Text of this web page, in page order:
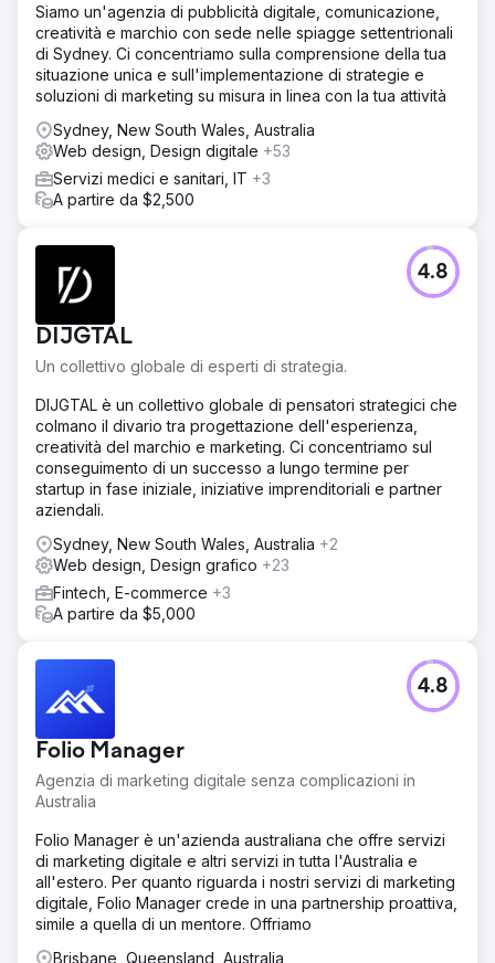
Siamo un'agenzia di pubblicità digitale, comunicazione,
creatività e marchio con sede nelle spiagge settentrionali
di Sydney. Ci concentriamo sulla comprensione della tua
situazione unica e sull'implementazione di strategie e
soluzioni di marketing su misura in linea con la tua attività
Sydney, New South Wales, Australia
Web design, Design digitale +53
Servizi medici e sanitari, IT +3
A partire da $2,500
DIJGTAL
Un collettivo globale di esperti di strategia.
4.8
DIJGTAL è un collettivo globale di pensatori strategici che
colmano il divario tra progettazione dell'esperienza,
creatività del marchio e marketing. Ci concentriamo sul
conseguimento di un successo a lungo termine per
startup in fase iniziale, iniziative imprenditoriali e partner
aziendali.
Sydney, New South Wales, Australia +2
Web design, Design grafico +23
Fintech, E-commerce +3
A partire da $5,000
Folio Manager
Agenzia di marketing digitale senza complicazioni in
Australia
4.8
Folio Manager è un'azienda australiana che offre servizi
di marketing digitale e altri servizi in tutta l'Australia e
all'estero. Per quanto riguarda i nostri servizi di marketing
digitale, Folio Manager crede in una partnership proattiva,
simile a quella di un mentore. Offriamo
Brisbane, Queensland, Australia